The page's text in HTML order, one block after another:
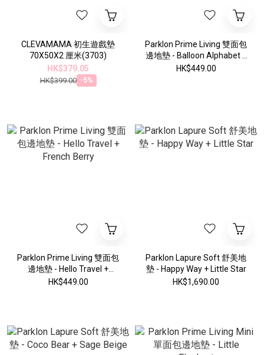
CLEVAMAMA 初生遊戲墊
70X50X2 厘米(3703)
HK$379.05
HK$399.00 -5%
Parklon Prime Living 雙面包
邊地墊 - Balloon Alphabet +
Downtown Duck
HK$449.00
Parklon Prime Living 雙面包
邊地墊 - Hello Travel +
French Berry
HK$449.00
Parklon Lapure Soft 舒美地
墊 - Happy Way + Little Star
HK$1,690.00